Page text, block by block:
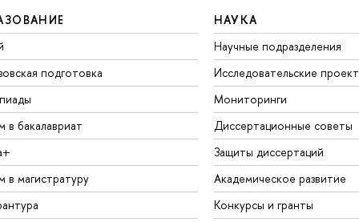
подготовка
в бакалавриат
в магистратуру
НАУКА
Научные подразделения
Исследовательские
Мониторинги
Диссертационные советы
Защиты диссертаций
Академическое развитие
Конкурсы и гранты